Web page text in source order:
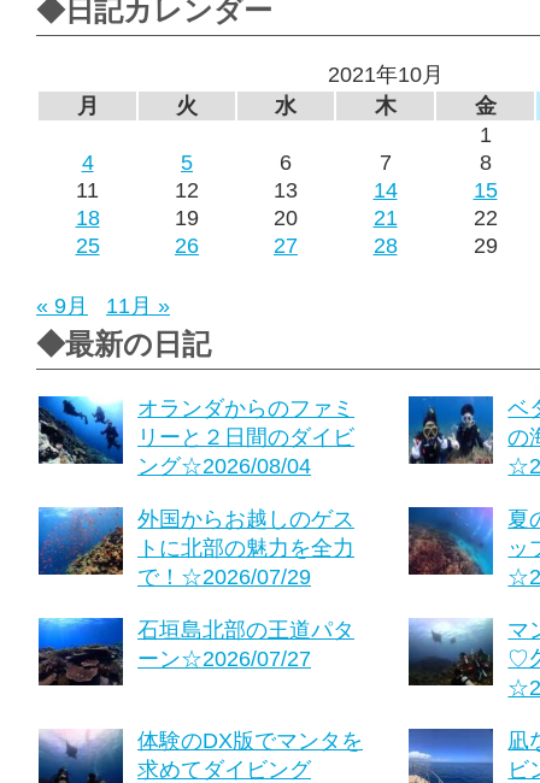
◆日記カレンダー
2021年10月
月
火 水 木
金
1
4
5 6 7
8
11
12 13 14
15
18
19 20 21
22
25
26 27 28 29
« 9月 11月 »
◆最新の日記
オランダからのファミ
リーと２日間のダイビ
ング☆2026/08/04
ベ
の
外国からお越しのゲス
トに北部の魅力を全力
で！☆2026/07/29
夏
ッ
石垣島北部の王道パタ
ーン☆2026/07/27
マ
♡
体験のDX版でマンタを
求めてダイビング
凪
ビ